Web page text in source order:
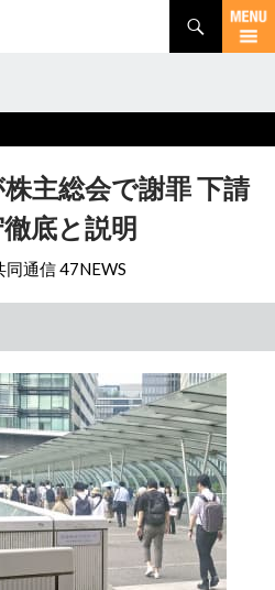
主総会で謝罪 下請
底と説明
同通信 47NEWS